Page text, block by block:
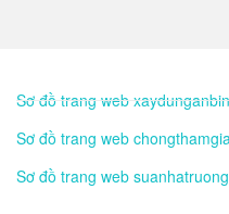
Sơ đồ trang web
Sơ đồ trang web
Sơ đồ trang web